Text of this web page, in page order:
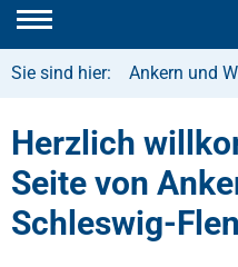
Sie sind hier: Ankern und
Herzlich
Seite von
Schleswig-